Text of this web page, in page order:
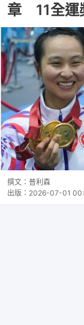
章 11全運
撰文： 普利森
出版： 2026-07-01